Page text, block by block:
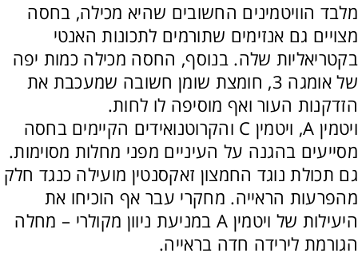
מלבד הוויטמינים החשובים שהיא מכילה, בחסה
מצויים גם אנזימים שתורמים לתכונות האנטי
בקטריאליות שלה. בנוסף, החסה מכילה כמות יפה
של אומגה 3, חומצת שומן חשובה שמעכבת את
הזדקנות העור ואף מוסיפה לו לחות.
ויטמין A, ויטמין C והקרוטנואידים הקיימים בחסה
מסייעים בהגנה על העיניים מפני מחלות מסוימות.
גם תכולת נוגד החמצון זאקסנטין מועילה כנגד חלק
מהפרעות הראייה. מחקרי עבר אף הוכיחו את
היעילות של ויטמין A במניעת ניוון מקולרי – מחלה
הגורמת לירידה חדה בראייה.